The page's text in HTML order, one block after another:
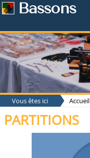
Bassons
Vous êtes ici Accueil
PARTITIONS